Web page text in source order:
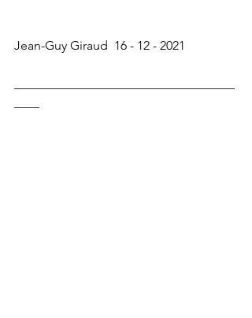
Jean-Guy Giraud  16 - 12 - 2021